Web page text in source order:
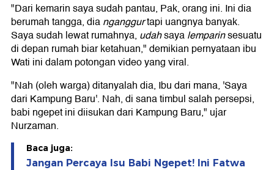
"Dari kemarin saya sudah pantau, Pak, orang ini. Ini dia
berumah tangga, dianganggurtapi uangnya banyak.
Saya sudah lewat rumahnya, udahsayalemparinsesuatu
di depan rumah biar ketahuan," demikian pernyataan ibu
Wati ini dalam potongan video yang viral.
"Nah (oleh warga) ditanyalah dia, Ibu dari mana, 'Saya
dari Kampung Baru'. Nah, di sana timbul salah persepsi,
babi ngepet ini diisukan dari Kampung Baru," ujar
Nurzaman.
Baca juga:
Jangan Percaya Isu Babi Ngepet! Ini Fatwa